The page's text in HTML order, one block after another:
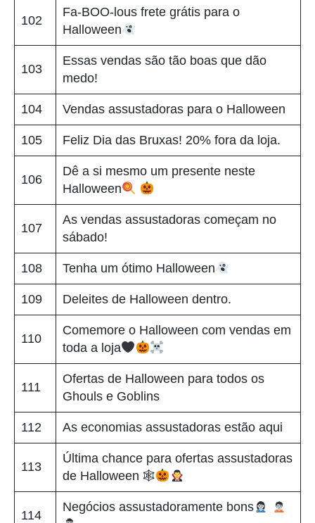
102
Fa-BOO-lous frete grátis para o
Halloween
103
Essas vendas são tão boas que dão
medo!
104 Vendas assustadoras para o Halloween
105 Feliz Dia das Bruxas! 20% fora da loja.
106
Dê a si mesmo um presente neste
Halloween
107
As vendas assustadoras começam no
sábado!
108 Tenha um ótimo Halloween
109 Deleites de Halloween dentro.
110
Comemore o Halloween com vendas em
toda a loja
111
Ofertas de Halloween para todos os
Ghouls e Goblins
112 As economias assustadoras estão aqui
113
Última chance para ofertas assustadoras
de Halloween 🕸
114
Negócios assustadoramente bons